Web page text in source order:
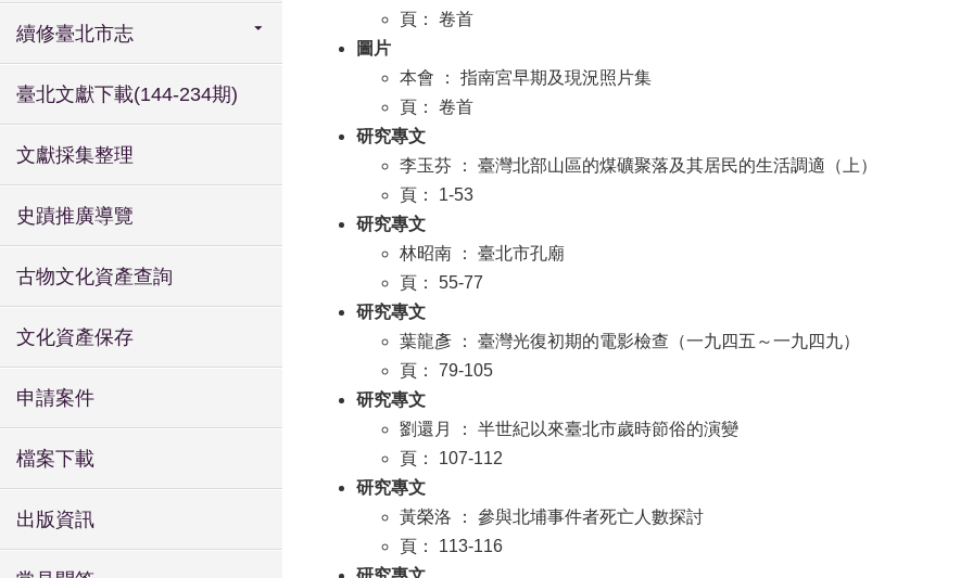
續修臺北市志
臺北文獻下載(144-234期)
文獻採集整理
史蹟推廣導覽
古物文化資產查詢
文化資產保存
申請案件
檔案下載
出版資訊
頁： 卷首
圖片
本會 ： 指南宮早期及現況照片集
頁： 卷首
研究專文
李玉芬 ： 臺灣北部山區的煤礦聚落及其居民的生活調適（上）
頁： 1-53
研究專文
林昭南 ： 臺北市孔廟
頁： 55-77
研究專文
葉龍彥 ： 臺灣光復初期的電影檢查（一九四五～一九四九）
頁： 79-105
研究專文
劉還月 ： 半世紀以來臺北市歲時節俗的演變
頁： 107-112
研究專文
黃榮洛 ： 參與北埔事件者死亡人數探討
頁： 113-116